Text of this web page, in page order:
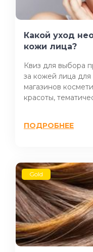
Какой уход
кожи лица?
Квиз для выбора
за кожей лица
магазинов
красоты,
ПОДРОБНЕЕ
Gold